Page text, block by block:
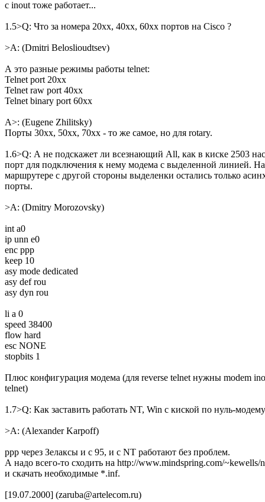
с inout тоже работает...
1.5>Q: Что за номера 20xx, 40xx, 60xx портов на Cisco ?
>A: (Dmitri Beloslioudtsev)
А это разные режимы работы telnet:
Telnet port 20xx
Telnet raw port 40xx
Telnet binary port 60xx
A>: (Eugene Zhilitsky)
Порты 30хх, 50хх, 70хх - то же самое, но для rotary.
1.6>Q: А не подскажет ли всезнающий All, как в киске 2503
поpт для подключения к нему модема с выделенной линией. Hа
маpшpутеpе с дpугой стоpоны выделенки остались только
поpты.
>A: (Dmitry Morozovsky)
int a0
ip unn e0
enc ppp
keep 10
asy mode dedicated
asy def rou
asy dyn rou
li a 0
speed 38400
flow hard
esc NONE
stopbits 1
Плюс конфигурация модема (для reverse telnet нужны modem
telnet)
1.7>Q: Как заставить работать NT, Win c киской по нуль-
>A: (Alexander Karpoff)
ppp через Зелаксы и с 95, и с NT работают без проблем.
А надо всего-то сходить на http://www.mindspring.com/~kewells/
и скачать необходимые *.inf.
[19.07.2000] (zaruba@artelecom.ru)